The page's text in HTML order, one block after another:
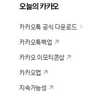
오늘의 카카오
카카오톡 공식 다운로드
카카오톡백업
카카오 이모티콘샵
카카오맵
지속가능성